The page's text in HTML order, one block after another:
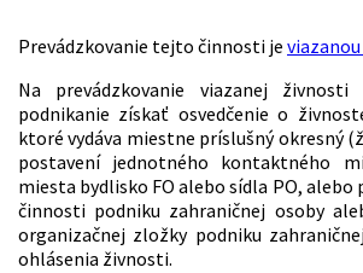
Prevádzkovanie tejto činnosti je
Na prevádzkovanie viazanej
podnikanie získať osvedčenie o
ktoré vydáva miestne príslušný okresný
postavení jednotného kontaktného
miesta bydlisko FO alebo sídla PO, alebo
činnosti podniku zahraničnej osoby
organizačnej zložky podniku
ohlásenia živnosti.